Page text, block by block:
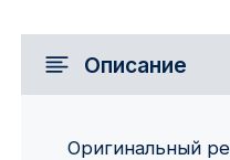
Описание
Оригинальный